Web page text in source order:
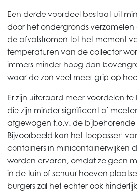
Een derde voordeel bestaat uit
door het ondergronds
de afvalstromen tot het moment
temperaturen van de collector
immers minder hoog dan
waar de zon veel meer grip op
Er zijn uiteraard meer voordelen
die zijn minder significant of
afgewogen t.o.v. de
Bijvoorbeeld kan het toepassen
containers in minicontainerwijken
worden ervaren, omdat ze geen
in de tuin of schuur hoeven
burgers zal het echter ook